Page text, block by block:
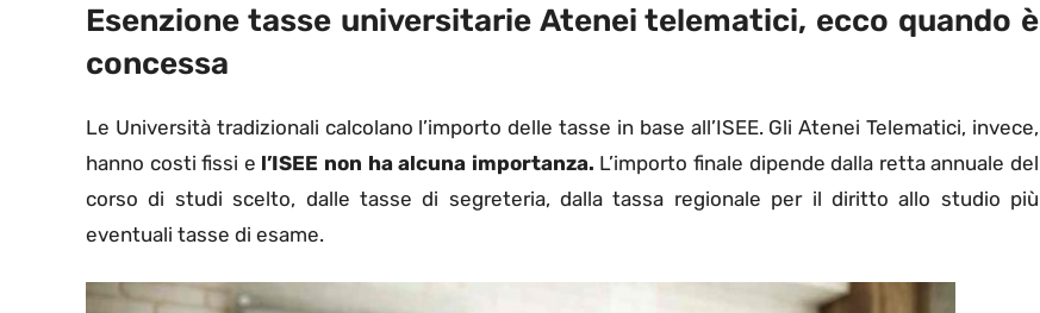
Esenzione tasse universitarie Atenei telematici, ecco quando è
concessa
Le Università tradizionali calcolano l’importo delle tasse in base all’ISEE. Gli Atenei Telematici, invece,
hanno costi fissi e l’ISEE non ha alcuna importanza. L’importo finale dipende dalla retta annuale del
corso di studi scelto, dalle tasse di segreteria, dalla tassa regionale per il diritto allo studio più
eventuali tasse di esame.